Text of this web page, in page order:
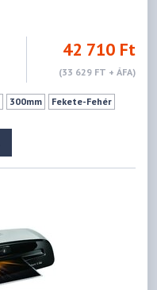
42 710 Ft
(33 629 FT + ÁFA)
300mm Fekete-Fehér